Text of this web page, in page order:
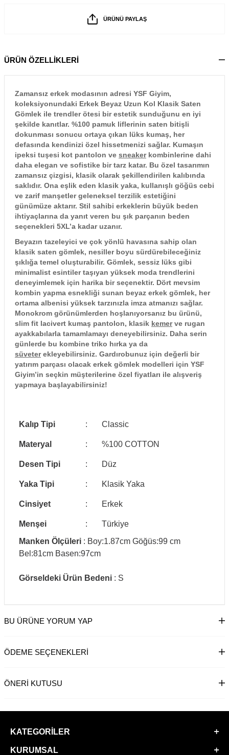
ÜRÜNÜ PAYLAŞ
ÜRÜN ÖZELLİKLERİ
Zamansız erkek modasının adresi YSF Giyim,
koleksiyonundaki Erkek Beyaz Uzun Kol Klasik Saten
Gömlek ile trendler ötesi bir estetik sunduğunu en iyi
şekilde kanıtlar. %100 pamuk liflerinin saten bitişli
dokunması sonucu ortaya çıkan lüks kumaş, her
defasında kendinizi özel hissetmenizi sağlar. Kumaşın
ipeksi tuşesi kot pantolon ve sneakerkombinlerine dahi
daha elegan ve sofistike bir tarz katar. Bu özel tasarımın
zamansız çizgisi, klasik olarak şekillendirilen kalıbında
saklıdır. Ona eşlik eden klasik yaka, kullanışlı göğüs cebi
ve zarif manşetler geleneksel terzilik estetiğini
günümüze aktarır. Stil sahibi erkeklerin büyük beden
ihtiyaçlarına da yanıt veren bu şık parçanın beden
seçenekleri 5XL’a kadar uzanır.
Beyazın tazeleyici ve çok yönlü havasına sahip olan
klasik saten gömlek, nesiller boyu sürdürebileceğiniz
şıklığa temel oluşturabilir. Gömlek, sessiz lüks gibi
minimalist esintiler taşıyan yüksek moda trendlerini
deneyimlemek için harika bir seçenektir. Dört mevsim
kombin yapma esnekliği sunan beyaz erkek gömlek, her
ortama albenisi yüksek tarzınızla imza atmanızı sağlar.
Monokrom görünümlerden hoşlanıyorsanız bu ürünü,
slim fit lacivert kumaş pantolon, klasik kemerve rugan
ayakkabılarla tamamlamayı deneyebilirsiniz. Daha serin
günlerde bu kombine triko hırka ya da
süveterekleyebilirsiniz. Gardırobunuz için değerli bir
yatırım parçası olacak erkek gömlek modelleri için YSF
Giyim’in seçkin müşterilerine özel fiyatları ile alışveriş
yapmaya başlayabilirsiniz!
Kalıp Tipi : Classic
Materyal : %100 COTTON
Desen Tipi : Düz
Yaka Tipi : Klasik Yaka
Cinsiyet : Erkek
Menşei :
Türkiye
Manken Ölçüleri : Boy:1.87cm Göğüs:99 cm
Bel:81cm Basen:97cm
Görseldeki Ürün Bedeni : S
BU ÜRÜNE YORUM YAP
ÖDEME SEÇENEKLERI
ÖNERI KUTUSU
KATEGORILER
KURUMSAL